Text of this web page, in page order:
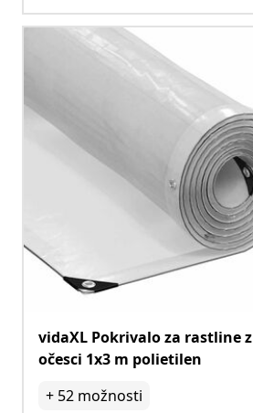
vidaXL Pokrivalo za rastline z
očesci 1x3 m polietilen
+ 52 možnosti